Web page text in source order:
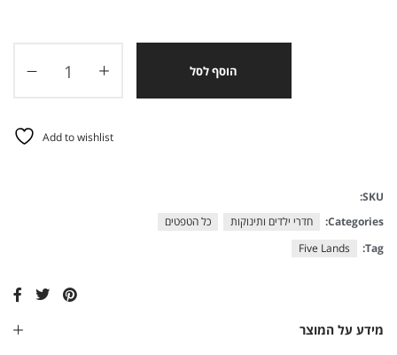
הוסף לסל
Add to wishlist
מידע על המוצר
SKU:
Categories:
חדרי ילדים ותינוקות
כל הטפטים
Tag:
Five Lands